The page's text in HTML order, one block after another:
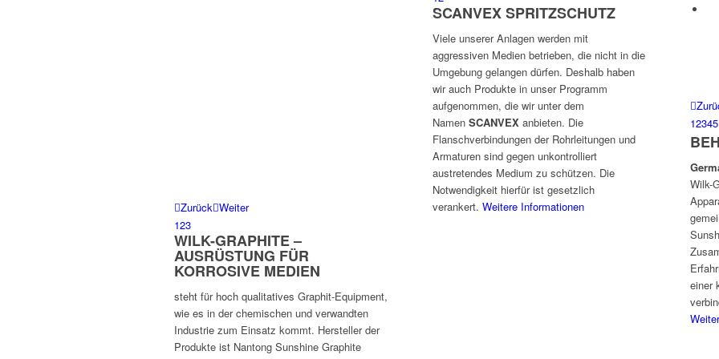
Zurück Weiter
123
WILK-GRAPHITE –
AUSRÜSTUNG FÜR
KORROSIVE MEDIEN
steht für hoch qualitatives Graphit-Equipment,
wie es in der chemischen und verwandten
Industrie zum Einsatz kommt. Hersteller der
Produkte ist Nantong Sunshine Graphite
SCANVEX SPRITZSCHUTZ
Viele unserer Anlagen werden mit
aggressiven Medien betrieben, die nicht in die
Umgebung gelangen dürfen. Deshalb haben
wir auch Produkte in unser Programm
aufgenommen, die wir unter dem
Namen SCANVEX anbieten. Die
Flanschverbindungen der Rohrleitungen und
Armaturen sind gegen unkontrolliert
austretendes Medium zu schützen. Die
Notwendigkeit hierfür ist gesetzlich
verankert. Weitere Informationen
12345
Wilk-
einer